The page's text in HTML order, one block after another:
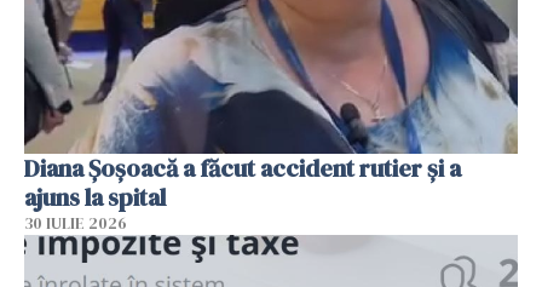
Diana Șoșoacă a făcut accident rutier și a
ajuns la spital
30 IULIE 2026